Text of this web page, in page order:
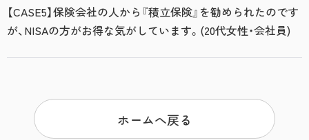
【CASE5】保険会社の人から『積立保険』を勧められたのです
が、NISAの方がお得な気がしています。(20代女性・会社員)
ホームへ戻る